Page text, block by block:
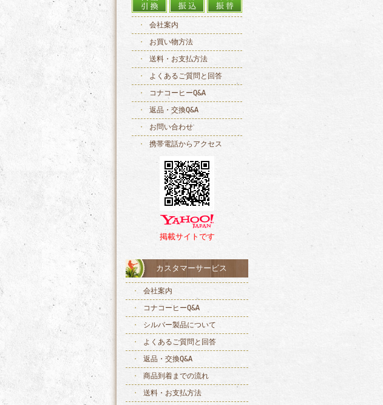
会社案内
お買い物方法
送料・お支払方法
よくあるご質問と回答
コナコーヒーQ&A
返品・交換Q&A
お問い合わせ
携帯電話からアクセス
掲載サイトです
カスタマーサービス
会社案内
コナコーヒーQ&A
シルバー製品について
よくあるご質問と回答
返品・交換Q&A
商品到着までの流れ
送料・お支払方法